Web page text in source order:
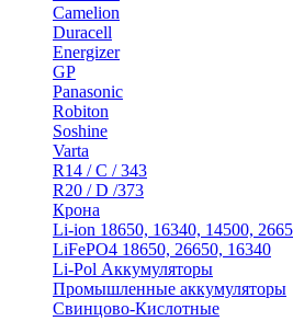
Camelion
Duracell
Energizer
GP
Panasonic
Robiton
Soshine
Varta
R14 / C / 343
R20 / D /373
Крона
Li-ion 18650, 16340, 14500,
LiFePO4 18650, 26650, 16340
Li-Pol Аккумуляторы
Промышленные аккумуляторы
Свинцово-Кислотные